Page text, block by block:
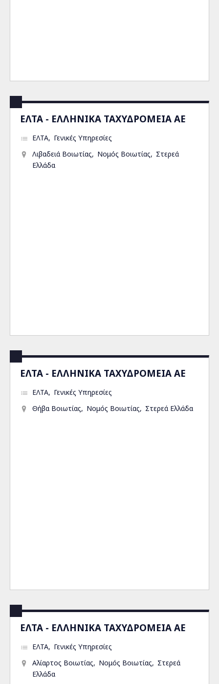
ΕΛΤΑ - ΕΛΛΗΝΙΚΑ ΤΑΧΥΔΡΟΜΕΙΑ ΑΕ
ΕΛΤΑ
Γενικές Υπηρεσίες
Λιβαδειά Βοιωτίας
Νομός Βοιωτίας
Στερεά
Ελλάδα
ΕΛΤΑ - ΕΛΛΗΝΙΚΑ ΤΑΧΥΔΡΟΜΕΙΑ ΑΕ
ΕΛΤΑ
Γενικές Υπηρεσίες
Θήβα Βοιωτίας
Νομός Βοιωτίας Στερεά Ελλάδα
ΕΛΤΑ - ΕΛΛΗΝΙΚΑ ΤΑΧΥΔΡΟΜΕΙΑ ΑΕ
ΕΛΤΑ
Γενικές Υπηρεσίες
Αλίαρτος Βοιωτίας
Νομός Βοιωτίας
Στερεά
Ελλάδα